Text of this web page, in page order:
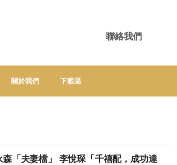
聯絡我們
關於我們 下載區
「夫妻檔」 李悅琛「千禧配，成功達